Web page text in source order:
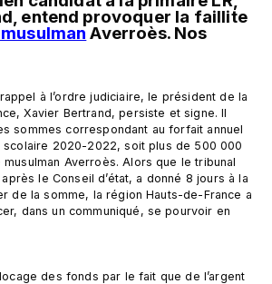
entend provoquer la faillite
Averroès. Nos
à l’ordre judiciaire, le président de la
Xavier Bertrand, persiste et signe. Il
sommes correspondant au forfait annuel
scolaire 2020-2022, soit plus de 500 000
Averroès. Alors que le tribunal
le Conseil d’état, a donné 8 jours à la
de la somme, la région Hauts-de-France a
dans un communiqué, se pourvoir en
des fonds par le fait que de l’argent